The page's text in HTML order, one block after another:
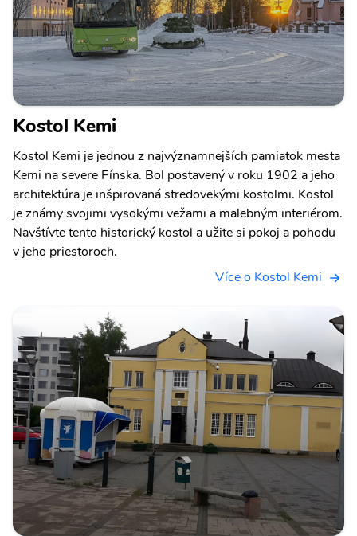
Kostol Kemi
Kostol Kemi je jednou z najvýznamnejších pamiatok mesta
Kemi na severe Fínska. Bol postavený v roku 1902 a jeho
architektúra je inšpirovaná stredovekými kostolmi. Kostol
je známy svojimi vysokými vežami a malebným interiérom.
Navštívte tento historický kostol a užite si pokoj a pohodu
v jeho priestoroch.
Více o Kostol Kemi